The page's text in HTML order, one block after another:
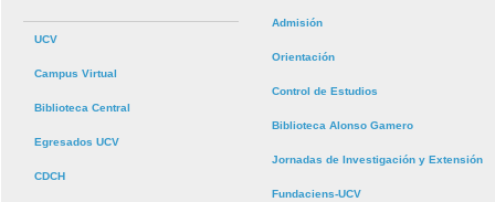
UCV
Campus Virtual
Biblioteca Central
Egresados UCV
CDCH
Admisión
Orientación
Control de Estudios
Biblioteca Alonso Gamero
Jornadas de Investigación y Extensión
Fundaciens-UCV